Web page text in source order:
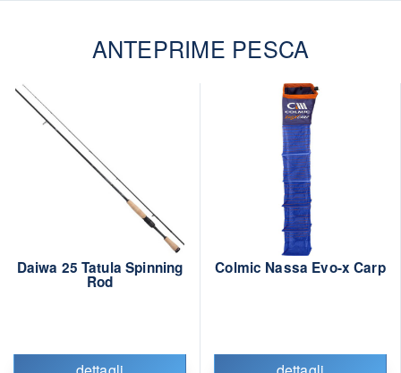
ANTEPRIME PESCA
Daiwa 25 Tatula Spinning
Rod
Colmic Nassa Evo-x Carp